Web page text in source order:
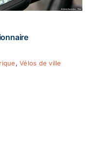
,Vélos de ville